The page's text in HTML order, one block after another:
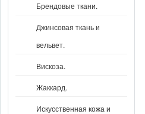
Брендовые ткани.
Джинсовая ткань и
вельвет.
Вискоза.
Жаккард.
Искусственная кожа и